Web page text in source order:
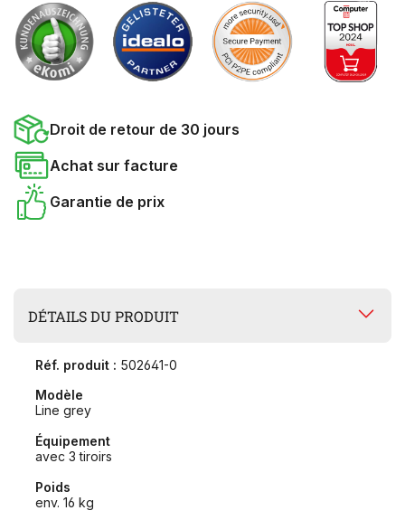
Droit de retour de 30 jours
Achat sur facture
Garantie de prix
DÉTAILS DU PRODUIT
Réf. produit : 502641-0
Modèle
Line grey
Équipement
avec 3 tiroirs
Poids
env. 16 kg